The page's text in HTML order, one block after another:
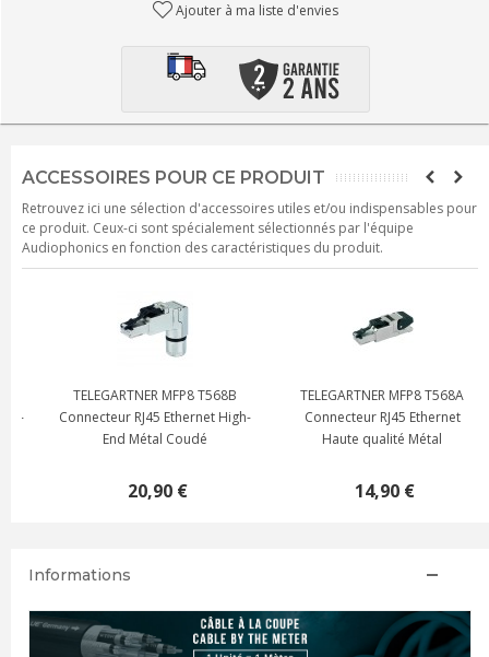
Ajouter à ma liste d'envies
ACCESSOIRES POUR CE PRODUIT
Retrouvez ici une sélection d'accessoires utiles et/ou indispensables pour
ce produit. Ceux-ci sont spécialement sélectionnés par l'équipe
Audiophonics en fonction des caractéristiques du produit.
TELEGARTNER MFP8 T568A
Connecteur RJ45 Ethernet
Haute qualité Métal
14,90 €
TELEGARTNER MFP8 CAT.8.1
T568B Connecteur RJ45
Ethernet Cat 8.1 High-End
25,90 €
Informations